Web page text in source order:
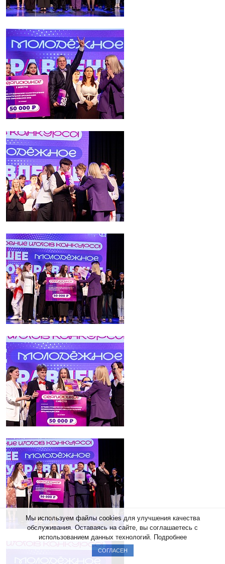
Мы используем файлы cookies для улучшения качества
обслуживания. Оставаясь на сайте, вы соглашаетесь с
использованием данных технологий. Подробнее
СОГЛАСЕН